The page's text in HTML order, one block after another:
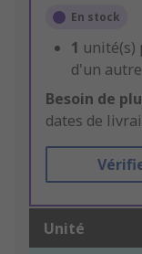
En stock
1 unité(s)
d'un
Besoin de
dates de
Unité